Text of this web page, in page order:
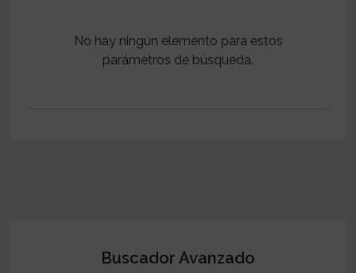
No hay ningún elemento para estos
parámetros de búsqueda.
Buscador Avanzado